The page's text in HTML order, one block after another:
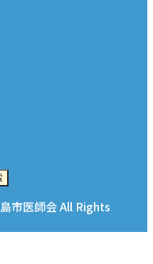
市医師会 All Rights